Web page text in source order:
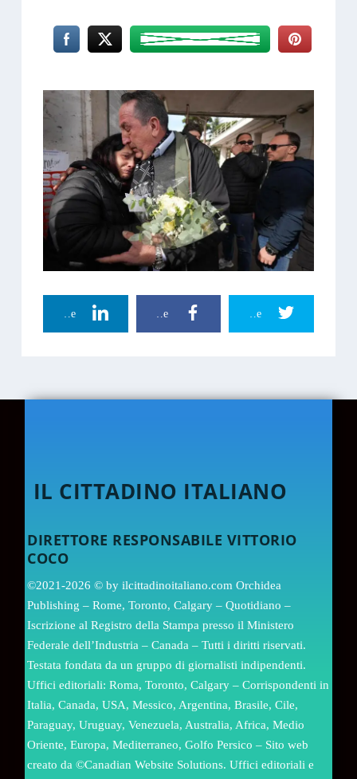
Twitter Share
Facebook Share
IL CITTADINO ITALIANO
DIRETTORE RESPONSABILE VITTORIO
COCO
©2021-2026 © by ilcittadinoitaliano.com Orchidea
Publishing – Rome, Toronto, Calgary – Quotidiano –
Iscrizione al Registro della Stampa presso il Ministero
Federale dell’Industria – Canada – Tutti i diritti riservati.
Testata fondata da un gruppo di giornalisti indipendenti.
Uffici editoriali: Roma, Toronto, Calgary – Corrispondenti in
Italia, Canada, USA, Messico, Argentina, Brasile, Cile,
Paraguay, Uruguay, Venezuela, Australia, Africa, Medio
Oriente, Europa, Mediterraneo, Golfo Persico – Sito web
creato da ©Canadian Website Solutions. Uffici editoriali e